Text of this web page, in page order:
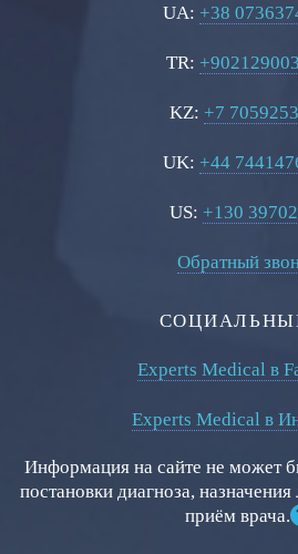
UA: +38
TR:
KZ: +7
UK: +44
US: +130
Обратный
Experts Medical в
Experts Medical в
Информация на сайте не может
постановки диагноза,
приём врача.